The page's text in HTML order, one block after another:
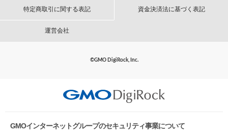
特定商取引に関する表記 資金決済法に基づく表記
運営会社
©GMO DigiRock, Inc.
GMOインターネットグループのセキュリティ事業について